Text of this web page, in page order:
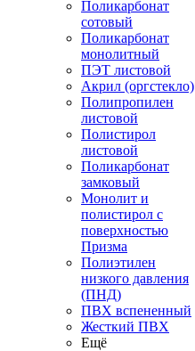
Поликарбонат
сотовый
Поликарбонат
монолитный
ПЭТ листовой
Акрил (оргстекло)
Полипропилен
листовой
Полистирол
листовой
Поликарбонат
замковый
Монолит и
полистирол с
поверхностью
Призма
Полиэтилен
низкого давления
(ПНД)
ПВХ вспененный
Жесткий ПВХ
Ещё